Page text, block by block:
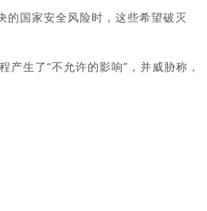
的国家安全风险时，这些希望破灭
产生了“不允许的影响”，并威胁称，